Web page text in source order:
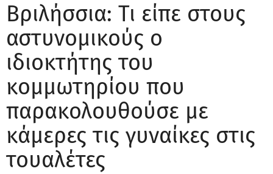
Βριλήσσια: Τι είπε στους
αστυνομικούς ο
ιδιοκτήτης του
κομμωτηρίου που
παρακολουθούσε με
κάμερες τις γυναίκες στις
τουαλέτες